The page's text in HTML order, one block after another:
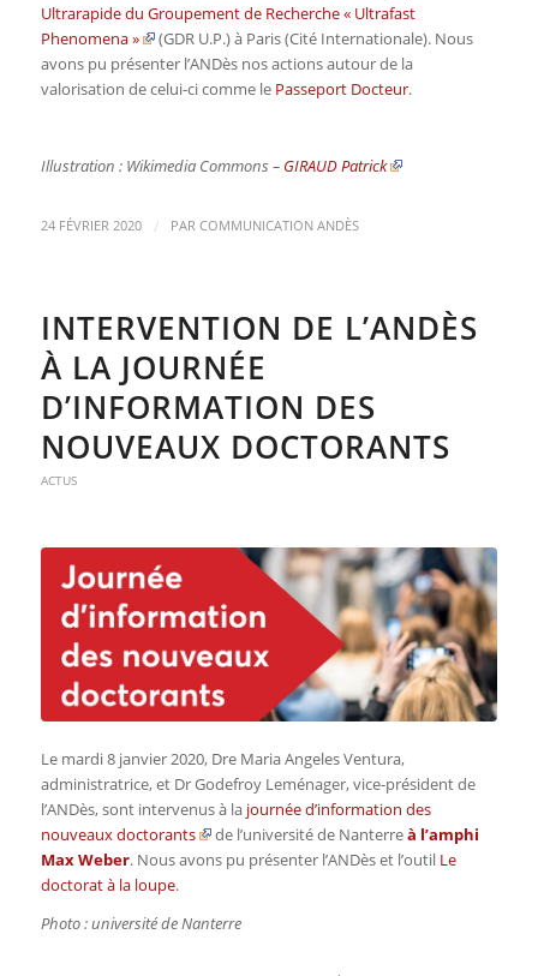
Ultrarapide du Groupement de Recherche « Ultrafast
Phenomena »
(GDR U.P.) à Paris (Cité Internationale). Nous
avons pu présenter l’ANDès nos actions autour de la
valorisation de celui-ci comme le Passeport Docteur.
Illustration : Wikimedia Commons – GIRAUD Patrick
24 FÉVRIER 2020 / PAR COMMUNICATION ANDÈS
INTERVENTION DE L’ANDÈS
À LA JOURNÉE
D’INFORMATION DES
NOUVEAUX DOCTORANTS
ACTUS
Le mardi 8 janvier 2020, Dre Maria Angeles Ventura,
administratrice, et Dr Godefroy Leménager, vice-président de
l’ANDès, sont intervenus à lajournée d’information des
nouveaux doctorants
de l’université de Nanterreà l’amphi
Max Weber. Nous avons pu présenter l’ANDès et l’outil Le
doctorat à la loupe.
Photo : université de Nanterre